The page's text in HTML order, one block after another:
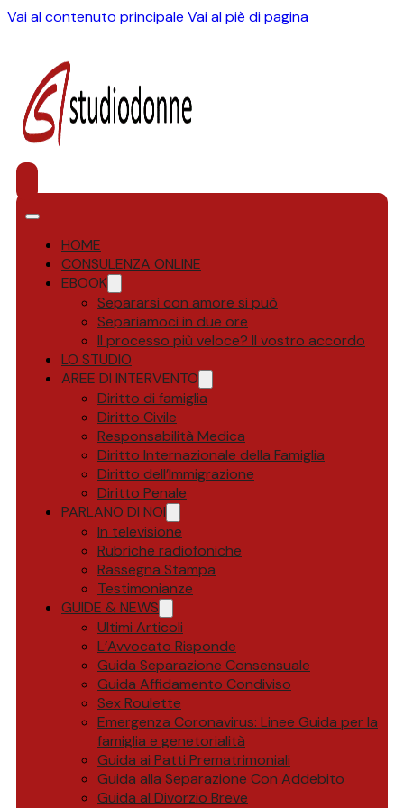
Vai al contenuto principale Vai al piè di pagina
HOME
CONSULENZA ONLINE
EBOOK
Separarsi con amore si può
Separiamoci in due ore
Il processo più veloce? Il vostro accordo
LO STUDIO
AREE DI INTERVENTO
Diritto di famiglia
Diritto Civile
Responsabilità Medica
Diritto Internazionale della Famiglia
Diritto dell’Immigrazione
Diritto Penale
PARLANO DI NOI
In televisione
Rubriche radiofoniche
Rassegna Stampa
Testimonianze
GUIDE & NEWS
Ultimi Articoli
L’Avvocato Risponde
Guida Separazione Consensuale
Guida Affidamento Condiviso
Sex Roulette
Emergenza Coronavirus: Linee Guida per la
famiglia e genetorialità
Guida ai Patti Prematrimoniali
Guida alla Separazione Con Addebito
Guida al Divorzio Breve